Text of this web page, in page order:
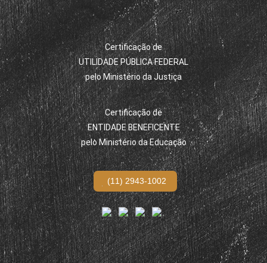
Certificação de
UTILIDADE PÚBLICA FEDERAL
pelo Ministério da Justiça
Certificação de
ENTIDADE BENEFICENTE
pelo Ministério da Educação
(11) 2943-1002